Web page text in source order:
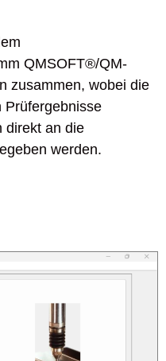
QMSOFT®/QM-
zusammen, wobei die
Prüfergebnisse
direkt an die
werden.